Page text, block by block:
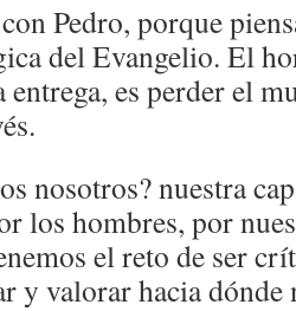
con Pedro, porque
del Evangelio. El
es perder el
nosotros? nuestra
los hombres, por
el reto de ser
y valorar hacia dónde